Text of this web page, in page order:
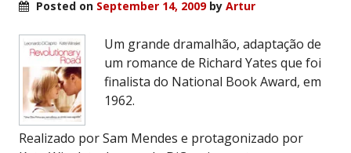
Posted on September 14, 2009by Artur
Um grande dramalhão, adaptação de
um romance de Richard Yates que foi
finalista do National Book Award, em
1962.
Realizado por Sam Mendes e protagonizado por